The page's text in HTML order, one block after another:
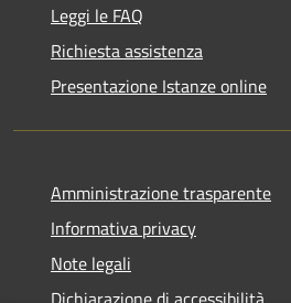
Leggi le FAQ
Richiesta assistenza
Presentazione Istanze online
Amministrazione trasparente
Informativa privacy
Note legali